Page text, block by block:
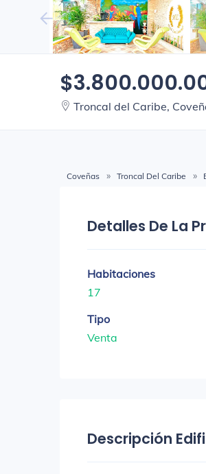
Troncal del Caribe,
Coveñas Troncal Del Caribe
Detalles De La
Habitaciones
17
Tipo
Venta
Descripción